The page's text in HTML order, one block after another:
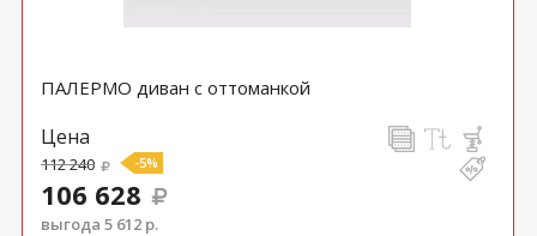
ПАЛЕРМО диван с оттоманкой
Цена
112 240 -5%
106 628
выгода 5 612 р.